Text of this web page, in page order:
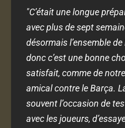
"C’était une longue
avec plus de sept
désormais l’ensemble de
donc c’est une bonne
satisfait, comme de
amical contre le Barça.
souvent l’occasion de
avec les joueurs,